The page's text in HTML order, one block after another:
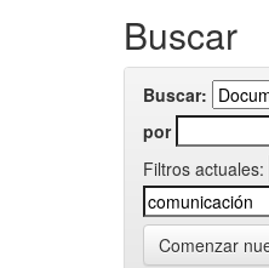
Buscar
Buscar:
por
Filtros actuales:
Comenzar